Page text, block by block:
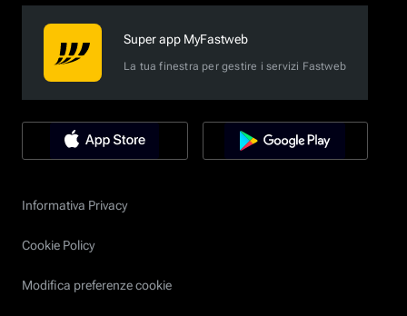
Super app MyFastweb
La tua finestra per gestire i servizi Fastweb
Informativa Privacy
Cookie Policy
Modifica preferenze cookie